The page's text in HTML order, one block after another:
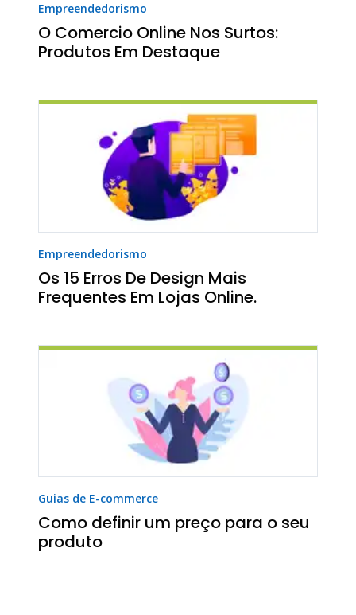
Empreendedorismo
O Comercio Online Nos Surtos:
Produtos Em Destaque
Empreendedorismo
Os 15 Erros De Design Mais
Frequentes Em Lojas Online.
Guias de E-commerce
Como definir um preço para o seu
produto